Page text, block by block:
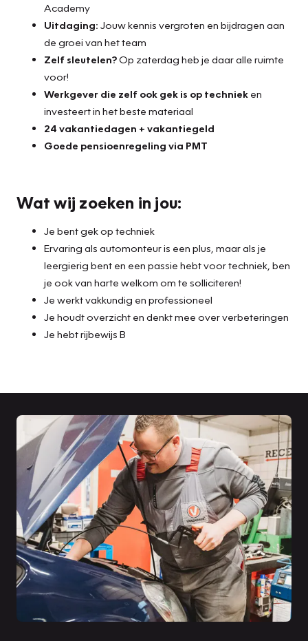
Academy
Uitdaging: Jouw kennis vergroten en bijdragen aan
de groei van het team
Zelf sleutelen?Op zaterdag heb je daar alle ruimte
voor!
Werkgever die zelf ook gek is op techniek en
investeert in het beste materiaal
24 vakantiedagen + vakantiegeld
Goede pensioenregeling via PMT
Wat wij zoeken in jou:
Je bent gek op techniek
Ervaring als automonteur is een plus, maar als je
leergierig bent en een passie hebt voor techniek, ben
je ook van harte welkom om te solliciteren!
Je werkt vakkundig en professioneel
Je houdt overzicht en denkt mee over verbeteringen
Je hebt rijbewijs B